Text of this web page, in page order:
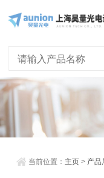
当前位置： 主页 > 产品